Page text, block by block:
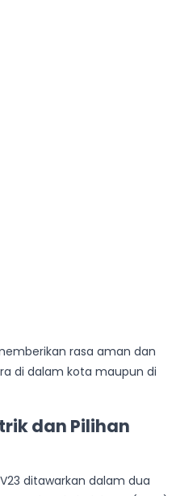
rasa aman dan
di dalam kota maupun di
dan Pilihan
ditawarkan dalam dua